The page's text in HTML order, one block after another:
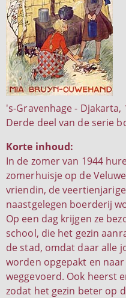
's-Gravenhage - Djakarta,
Derde deel van de serie
Korte inhoud:
In de zomer van 1944
zomerhuisje op de
vriendin, de
naastgelegen boerderij
Op een dag krijgen ze
school, die het gezin
de stad, omdat daar alle
worden opgepakt en
weggevoerd. Ook heerst
zodat het gezin beter op